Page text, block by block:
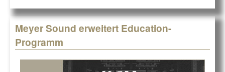
Meyer Sound erweitert Education-
Programm